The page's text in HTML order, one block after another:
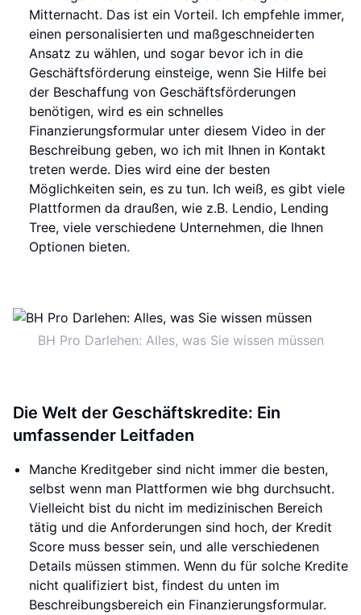
Mitternacht. Das ist ein Vorteil. Ich empfehle immer,
einen personalisierten und maßgeschneiderten
Ansatz zu wählen, und sogar bevor ich in die
Geschäftsförderung einsteige, wenn Sie Hilfe bei
der Beschaffung von Geschäftsförderungen
benötigen, wird es ein schnelles
Finanzierungsformular unter diesem Video in der
Beschreibung geben, wo ich mit Ihnen in Kontakt
treten werde. Dies wird eine der besten
Möglichkeiten sein, es zu tun. Ich weiß, es gibt viele
Plattformen da draußen, wie z.B. Lendio, Lending
Tree, viele verschiedene Unternehmen, die Ihnen
Optionen bieten.
BH Pro Darlehen: Alles, was Sie wissen müssen
Die Welt der Geschäftskredite: Ein
umfassender Leitfaden
Manche Kreditgeber sind nicht immer die besten,
selbst wenn man Plattformen wie bhg durchsucht.
Vielleicht bist du nicht im medizinischen Bereich
tätig und die Anforderungen sind hoch, der Kredit
Score muss besser sein, und alle verschiedenen
Details müssen stimmen. Wenn du für solche Kredite
nicht qualifiziert bist, findest du unten im
Beschreibungsbereich ein Finanzierungsformular.